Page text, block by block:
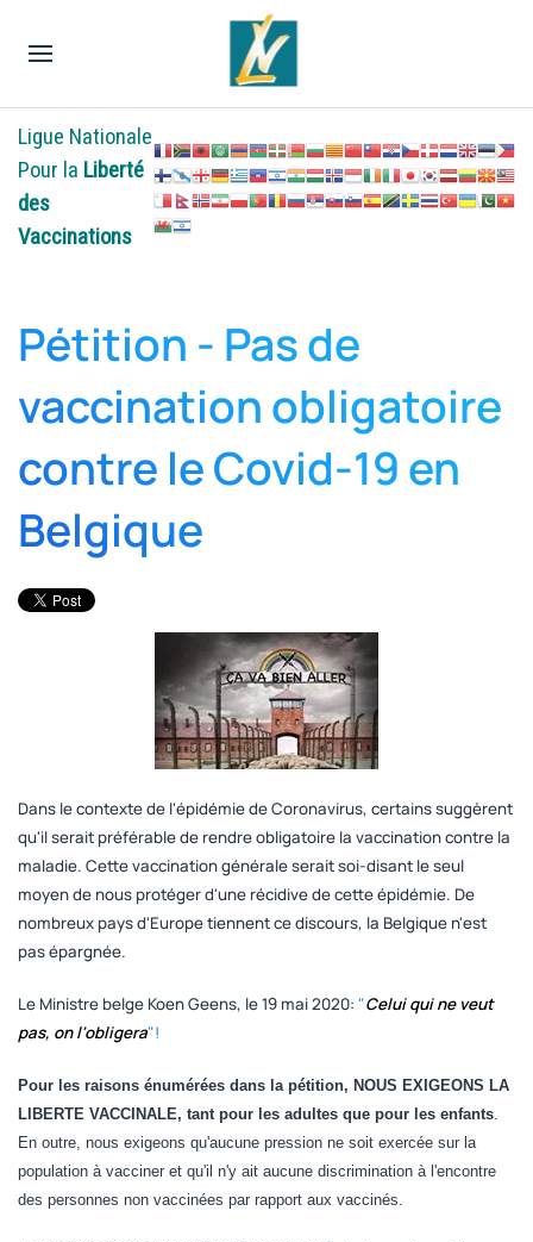
Ligue Nationale
Pour la Liberté
des
Vaccinations
Pétition - Pas de
vaccination obligatoire
contre le Covid-19 en
Belgique
Dans le contexte de l'épidémie de Coronavirus, certains suggèrent
qu'il serait préférable de rendre obligatoire la vaccination contre la
maladie. Cette vaccination générale serait soi-disant le seul
moyen de nous protéger d'une récidive de cette épidémie. De
nombreux pays d'Europe tiennent ce discours, la Belgique n'est
pas épargnée.
Le Ministre belge Koen Geens, le 19 mai 2020: "Celui qui ne veut
pas, on l'obligera"!
Pour les raisons énumérées dans la pétition, NOUS EXIGEONS LA
LIBERTE VACCINALE, tant pour les adultes que pour les enfants.
En outre, nous exigeons qu'aucune pression ne soit exercée sur la
population à vacciner et qu'il n'y ait aucune discrimination à l'encontre
des personnes non vaccinées par rapport aux vaccinés.